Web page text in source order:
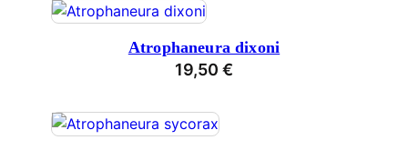
Atrophaneura dixoni
19,50 €